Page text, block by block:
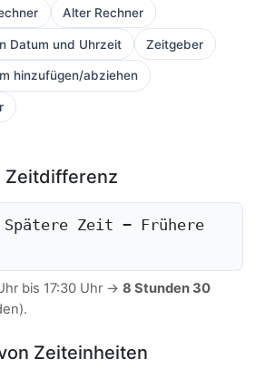
Alter Rechner
Datum und Uhrzeit Zeitgeber
hinzufügen/abziehen
Zeitdifferenz
Zeit − Frühere
bis 17:30 Uhr → 8 Stunden 30
Zeiteinheiten